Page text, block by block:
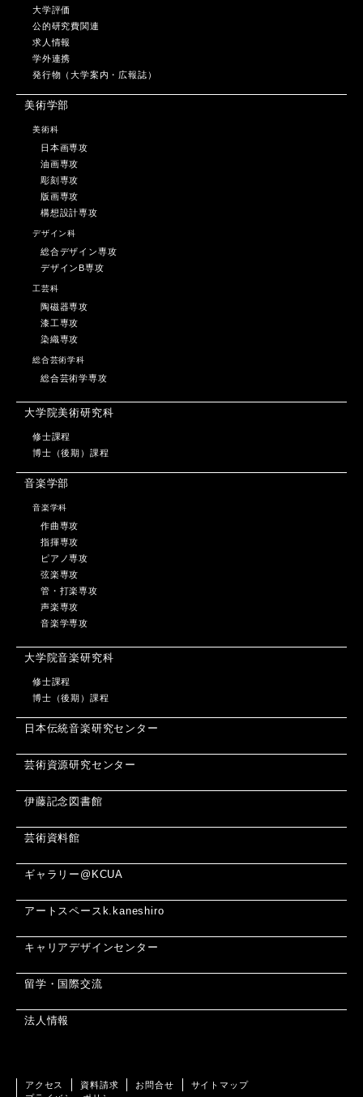
大学評価
公的研究費関連
求人情報
学外連携
発行物（大学案内・広報誌）
美術学部
美術科
日本画専攻
油画専攻
彫刻専攻
版画専攻
構想設計専攻
デザイン科
総合デザイン専攻
デザインB専攻
工芸科
陶磁器専攻
漆工専攻
染織専攻
総合芸術学科
総合芸術学専攻
大学院美術研究科
修士課程
博士（後期）課程
音楽学部
音楽学科
作曲専攻
指揮専攻
ピアノ専攻
弦楽専攻
管・打楽専攻
声楽専攻
音楽学専攻
大学院音楽研究科
修士課程
博士（後期）課程
日本伝統音楽研究センター
芸術資源研究センター
伊藤記念図書館
芸術資料館
ギャラリー@KCUA
アートスペースk.kaneshiro
キャリアデザインセンター
留学・国際交流
法人情報
アクセス 資料請求 お問合せ
サイトマップ